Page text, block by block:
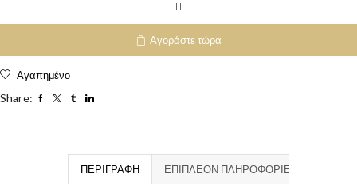
H
Αγοράστε τώρα
Αγαπημένο
Share:
ΠΕΡΙΓΡΑΦΉ ΕΠΙΠΛΈΟΝ ΠΛΗΡΟΦΟΡΊΕΣ